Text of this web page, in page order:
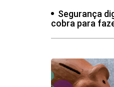
Segurança
cobra para